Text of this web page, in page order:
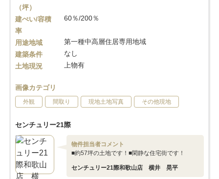
（坪）
建ぺい/容積
率
60％/200％
用途地域
第一種中高層住居専用地域
建築条件
なし
土地現況
上物有
画像カテゴリ
外観 間取り 現地土地写真 その他現地
センチュリー21際
物件担当者コメント
■約57坪の土地です！■閑静な住宅街です！
センチュリー21際和歌山店 横井 晃平